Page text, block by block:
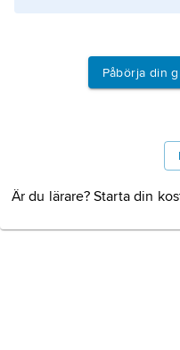
Påbörja din
Är du lärare? Starta din